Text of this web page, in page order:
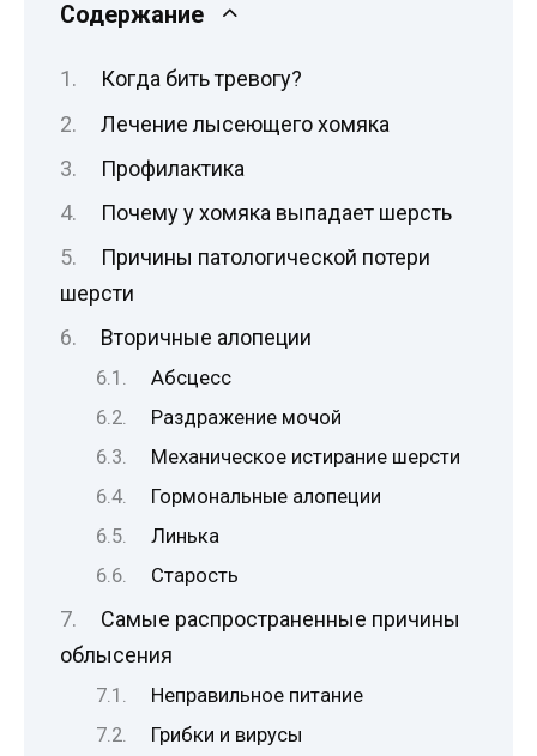
Содержание
Когда бить тревогу?
Лечение лысеющего хомяка
Профилактика
Почему у хомяка выпадает шерсть
Причины патологической потери
шерсти
Вторичные алопеции
Абсцесс
Раздражение мочой
Механическое истирание шерсти
Гормональные алопеции
Линька
Старость
Самые распространенные причины
облысения
Неправильное питание
Грибки и вирусы